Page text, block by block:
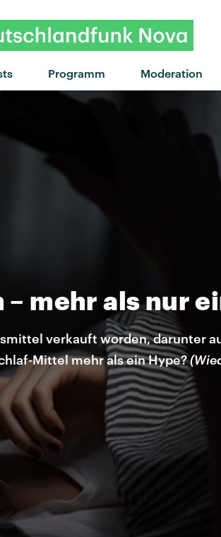
Programm Moderation
"Baby Kool" von
mehr als nur
verkauft worden, darunter
Mittel mehr als ein Hype?